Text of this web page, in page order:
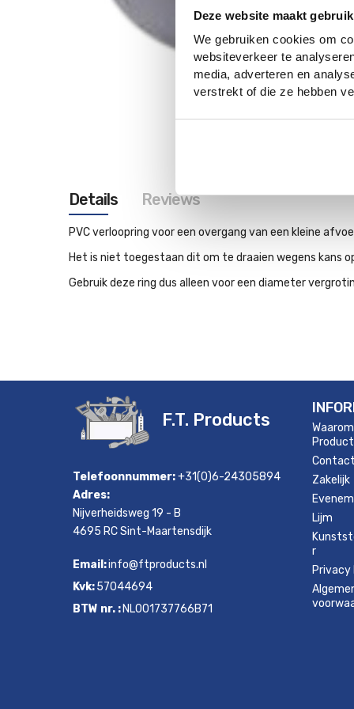
Deze website maakt
We gebruiken cookies om
websiteverkeer te
media, adverteren en
verstrekt of die ze hebben
de
afbeeldingen-
gallerij
Details
PVC verloopring voor een overgang van een kleine
Het is niet toegestaan dit om te draaien wegens kans
Gebruik deze ring dus alleen voor een diameter
Reviews
F.T. Products
Telefoonnummer:+31(0)6-24305894
Adres:
Nijverheidsweg 19 - B
4695 RC Sint-Maartensdijk
Email:info@ftproducts.nl
Kvk:57044694
BTW nr. : NL001737766B71
Contact
Zakelijk
Lijm
r
Privacy